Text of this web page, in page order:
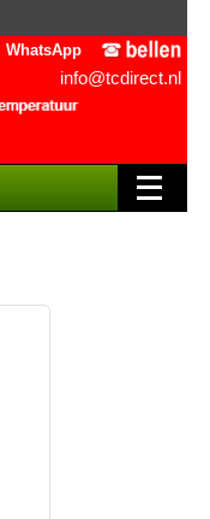
WhatsApp
info@tcdirect.nl